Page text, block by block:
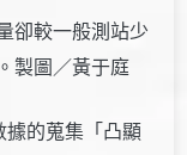
卻較一般測站少
製圖／黃于庭
的蒐集「凸顯